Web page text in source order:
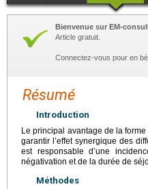
Bienvenue sur EM-
Article gratuit.
Connectez-vous pour en
Résumé
Introduction
Le principal avantage de la
garantir l’effet synergique des
est responsable d’une
négativation et de la durée de
Méthodes